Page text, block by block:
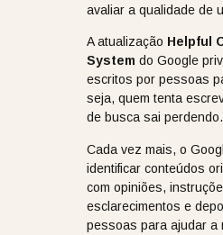
avaliar a qualidade de
A atualização Helpful
System do Google
escritos por pessoas
seja, quem tenta
de busca sai perdendo.
Cada vez mais, o
identificar conteúdos
com opiniões,
esclarecimentos e
pessoas para ajudar a